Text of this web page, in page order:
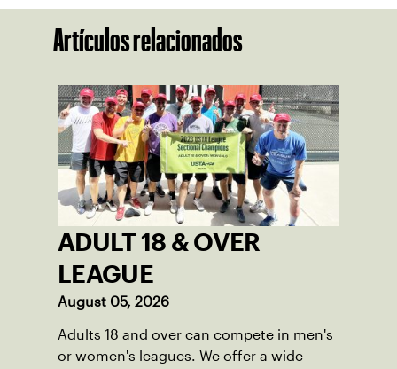
Artículos relacionados
ADULT 18 & OVER
LEAGUE
August 05, 2026
Adults 18 and over can compete in men's
or women's leagues. We offer a wide